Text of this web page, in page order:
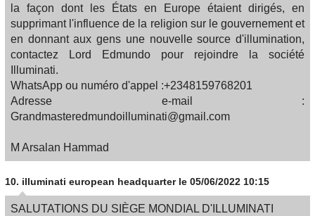
la façon dont les États en Europe étaient dirigés, en
supprimant l'influence de la religion sur le gouvernement et
en donnant aux gens une nouvelle source d'illumination,
contactez Lord Edmundo pour rejoindre la société
Illuminati.
WhatsApp ou numéro d'appel :+2348159768201
Adresse e-mail :
Grandmasteredmundoilluminati@gmail.com
M Arsalan Hammad
10. illuminati european headquarter le 05/06/2022 10:15
SALUTATIONS DU SIÈGE MONDIAL D'ILLUMINATI